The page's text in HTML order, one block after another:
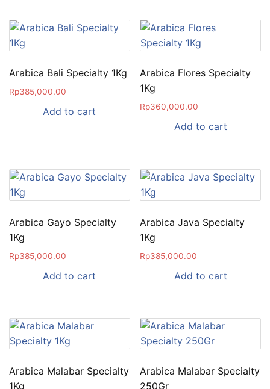
Arabica Bali Specialty 1Kg
Rp385,000.00
Add to cart
Arabica Flores Specialty
1Kg
Rp360,000.00
Add to cart
Arabica Gayo Specialty
1Kg
Rp385,000.00
Add to cart
Arabica Java Specialty
1Kg
Rp385,000.00
Add to cart
Arabica Malabar Specialty
1Kg
Arabica Malabar Specialty
250Gr